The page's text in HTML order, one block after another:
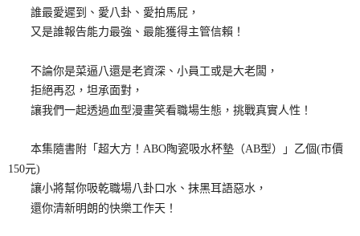
誰最愛遲到、愛八卦、愛拍馬屁，
又是誰報告能力最強、最能獲得主管信賴！
不論你是菜逼八還是老資深、小員工或是大老闆，
拒絕再忍，坦承面對，
讓我們一起透過血型漫畫笑看職場生態，挑戰真實人性！
本集隨書附「超大方！ABO陶瓷吸水杯墊（AB型）」乙個(市價
150元)
讓小將幫你吸乾職場八卦口水、抹黑耳語惡水，
還你清新明朗的快樂工作天！